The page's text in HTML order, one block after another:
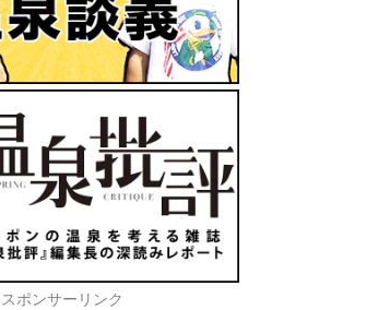
スポンサーリンク